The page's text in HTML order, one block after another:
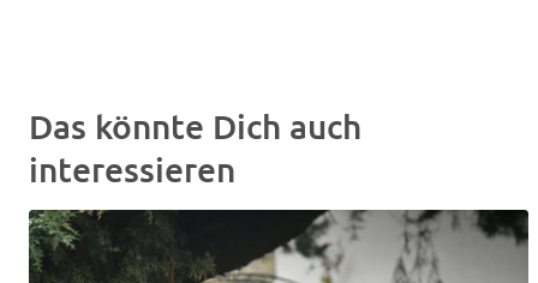
Das könnte Dich auch
interessieren